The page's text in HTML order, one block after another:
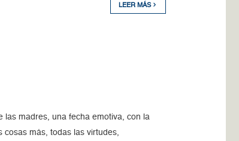
LEER MÁS
las madres, una fecha emotiva, con la
más, todas las virtudes,